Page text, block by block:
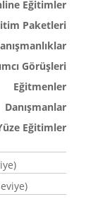
Eğitimler
Paketleri
Görüşleri
Eğitmenler
Danışmanlar
Eğitimler